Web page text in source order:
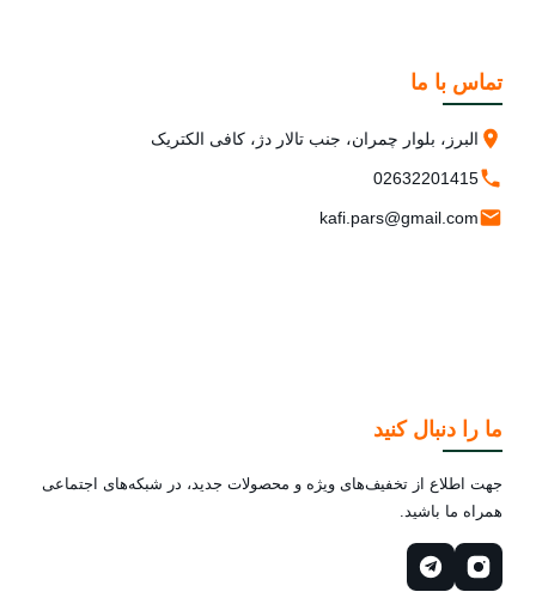
تماس با ما
البرز، بلوار چمران، جنب تالار دژ، کافی الکتریک
02632201415
kafi.pars@gmail.com
ما را دنبال کنید
جهت اطلاع از تخفیف‌های ویژه و محصولات جدید، در شبکه‌های اجتماعی
همراه ما باشید.